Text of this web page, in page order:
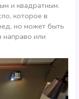
и квадратным.
которое в
но может быть
или